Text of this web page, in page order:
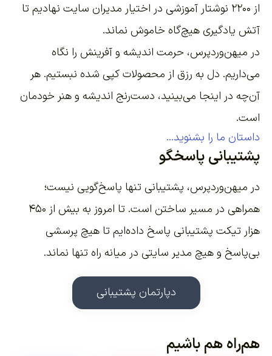
از ۲۲۰۰
نوشتار آموزشی در اختیار مدیران سایت نهادیم تا
آتش یادگیری هیچ‌گاه خاموش نماند.
در میهن‌وردپرس، حرمت اندیشه و آفرینش را نگاه
می‌داریم. دل به رزق از محصولات کپی شده نبستیم. هر
آن‌چه در اینجا می‌بینید، دست‌رنج اندیشه و هنر خودمان
است.
داستان ما را بشنوید...
پشتیبانی پاسخگو
در میهن‌وردپرس، پشتیبانی تنها پاسخ‌گویی نیست؛
همراهی در مسیر ساختن است. تا امروز به بیش از ۴۵۰
هزار تیکت پشتیبانی پاسخ داده‌ایم تا هیچ پرسشی
بی‌پاسخ و هیچ مدیر سایتی در میانه راه تنها نماند.
دپارتمان پشتیبانی
هم‌راه هم باشیم